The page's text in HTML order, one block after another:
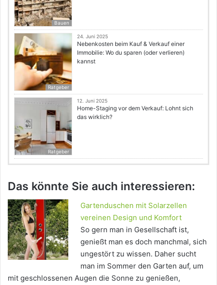
Bauen
Ratgeber
24. Juni 2025
Nebenkosten beim Kauf & Verkauf einer
Immobilie: Wo du sparen (oder verlieren)
kannst
Ratgeber
12. Juni 2025
Home-Staging vor dem Verkauf: Lohnt sich
das wirklich?
Das könnte Sie auch interessieren:
Gartenduschen mit Solarzellen
vereinen Design und Komfort
So gern man in Gesellschaft ist,
genießt man es doch manchmal, sich
ungestört zu wissen. Daher sucht
man im Sommer den Garten auf, um
mit geschlossenen Augen die Sonne zu genießen,